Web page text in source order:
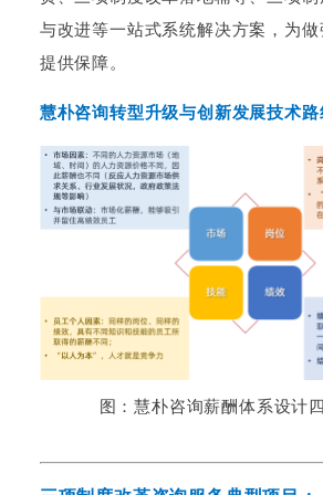
与改进等一站式系统解决方案，为
提供保障。
慧朴咨询转型升级与创新发展技术路
图：慧朴咨询薪酬体系设计